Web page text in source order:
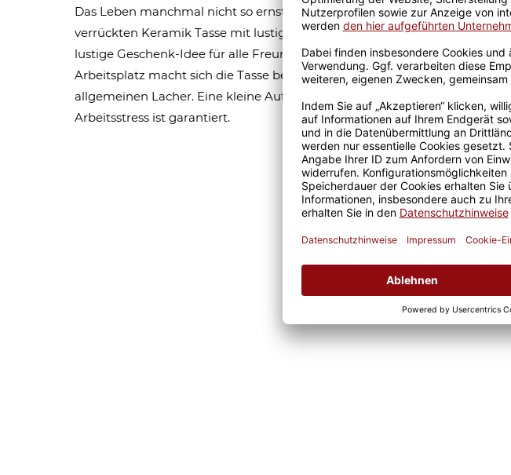
Das Leben manchmal nicht so ernst nehmen können Sie mit unserer
verrückten Keramik Tasse mit lustigem Spruch - It´s Done. Eine absolute
lustige Geschenk-Idee für alle Freunde mit Humor. Auch auf dem eigenen
Arbeitsplatz macht sich die Tasse besonders gut und sorgt für den
allgemeinen Lacher. Eine kleine Aufmunterung und Ablenkung vom
Arbeitsstress ist garantiert.